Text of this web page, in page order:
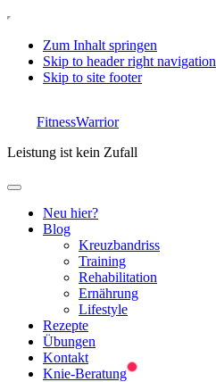
Zum Inhalt springen
Skip to header right navigation
Skip to site footer
FitnessWarrior
Leistung ist kein Zufall
Menu
Neu hier?
Blog
Kreuzbandriss
Training
Rehabilitation
Ernährung
Lifestyle
Rezepte
Übungen
Kontakt
Knie-Beratung